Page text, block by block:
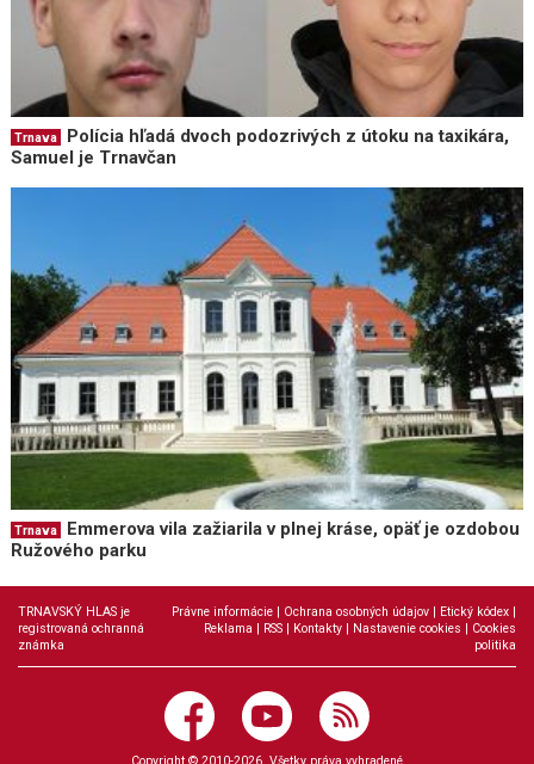
Trnava
Polícia hľadá dvoch podozrivých z útoku na taxikára,
Samuel je Trnavčan
Trnava
Emmerova vila zažiarila v plnej kráse, opäť je ozdobou
Ružového parku
TRNAVSKÝ HLAS je
registrovaná ochranná
známka
Právne informácie | Ochrana osobných údajov | Etický kódex |
Reklama | RSS | Kontakty | Nastavenie cookies | Cookies
politika